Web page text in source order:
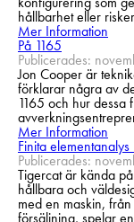
hållbarhet eller
Mer Information
På 1165
Publicerades:
Jon Cooper är
förklarar några av
1165 och hur dessa
Mer Information
Finita
Publicerades:
Tigercat är kända
hållbara och
med en maskin,
försäljning, spelar